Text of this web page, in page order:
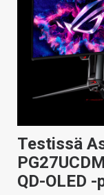
Testissä
QD-OLED